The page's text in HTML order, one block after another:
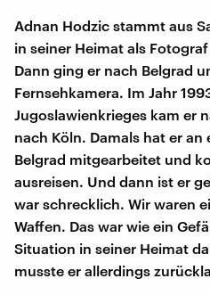
Adnan Hodzic stammt aus
in seiner Heimat als
Dann ging er nach Belgrad
Fernsehkamera. Im Jahr
Jugoslawienkrieges kam er
nach Köln. Damals hat er an
Belgrad mitgearbeitet und
ausreisen. Und dann ist er
war schrecklich. Wir waren
Waffen. Das war wie ein
Situation in seiner Heimat
musste er allerdings